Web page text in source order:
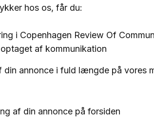
hos os, får du:
i Copenhagen Review Of
af kommunikation
din annonce i fuld længde på vores
af din annonce på forsiden